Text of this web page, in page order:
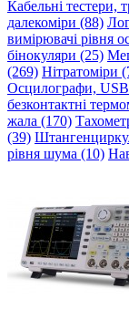
Кабельні тестери,
далекоміри (88)
вимірювачі рівня
бінокуляри (25)
(269) Нітратоміри
Осцилографи,
безконтактні
жала (170)
(39)
рівня шума (10)